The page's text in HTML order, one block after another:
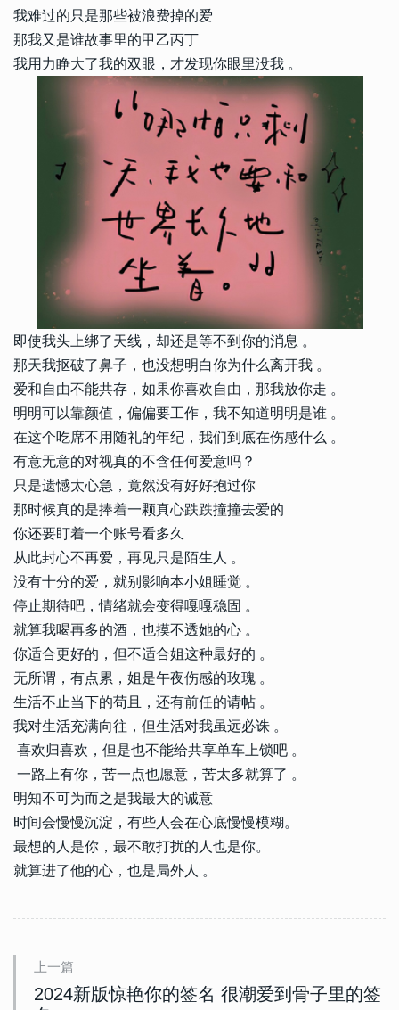
我难过的只是那些被浪费掉的爱
那我又是谁故事里的甲乙丙丁
我用力睁大了我的双眼，才发现你眼里没我 。
即使我头上绑了天线，却还是等不到你的消息 。
那天我抠破了鼻子，也没想明白你为什么离开我 。
爱和自由不能共存，如果你喜欢自由，那我放你走 。
明明可以靠颜值，偏偏要工作，我不知道明明是谁 。
在这个吃席不用随礼的年纪，我们到底在伤感什么 。
有意无意的对视真的不含任何爱意吗？
只是遗憾太心急，竟然没有好好抱过你
那时候真的是捧着一颗真心跌跌撞撞去爱的
你还要盯着一个账号看多久
从此封心不再爱，再见只是陌生人 。
没有十分的爱，就别影响本小姐睡觉 。
停止期待吧，情绪就会变得嘎嘎稳固 。
就算我喝再多的酒，也摸不透她的心 。
你适合更好的，但不适合姐这种最好的 。
无所谓，有点累，姐是午夜伤感的玫瑰 。
生活不止当下的苟且，还有前任的请帖 。
我对生活充满向往，但生活对我虽远必诛 。
喜欢归喜欢，但是也不能给共享单车上锁吧 。
一路上有你，苦一点也愿意，苦太多就算了 。
明知不可为而之是我最大的诚意
时间会慢慢沉淀，有些人会在心底慢慢模糊。
最想的人是你，最不敢打扰的人也是你。
就算进了他的心，也是局外人 。
上一篇
2024新版惊艳你的签名 很潮爱到骨子里的签